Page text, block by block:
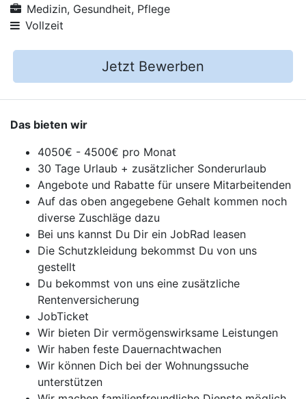
Medizin, Gesundheit, Pflege
Vollzeit
Jetzt Bewerben
Das bieten wir
4050€ - 4500€ pro Monat
30 Tage Urlaub + zusätzlicher Sonderurlaub
Angebote und Rabatte für unsere Mitarbeitenden
Auf das oben angegebene Gehalt kommen noch
diverse Zuschläge dazu
Bei uns kannst Du Dir ein JobRad leasen
Die Schutzkleidung bekommst Du von uns
gestellt
Du bekommst von uns eine zusätzliche
Rentenversicherung
JobTicket
Wir bieten Dir vermögenswirksame Leistungen
Wir haben feste Dauernachtwachen
Wir können Dich bei der Wohnungssuche
unterstützen